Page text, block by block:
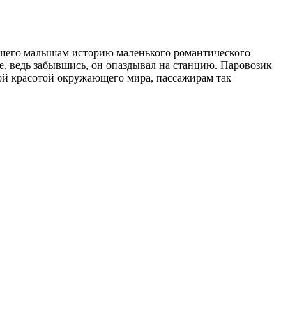
малышам историю маленького романтического
ведь забывшись, он опаздывал на станцию. Паровозик
красотой окружающего мира, пассажирам так